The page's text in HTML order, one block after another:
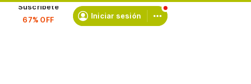
Suscríbete Iniciar sesión